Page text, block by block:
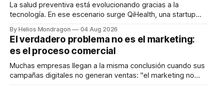
La salud preventiva está evolucionando gracias a la
tecnología. En ese escenario surge QiHealth, una startup
dispositivos inteligentes, inteligencia artificial y monitoreo
en tiempo real para ayudar a las personas a tomar mejores
decisiones sobre su salud metabólica. Su propuesta busca
responder
By Helios Mondragon 04 Aug 2026
El verdadero problema no es el marketing:
es el proceso comercial
Muchas empresas llegan a la misma conclusión cuando sus
campañas digitales no generan ventas: "el marketing no